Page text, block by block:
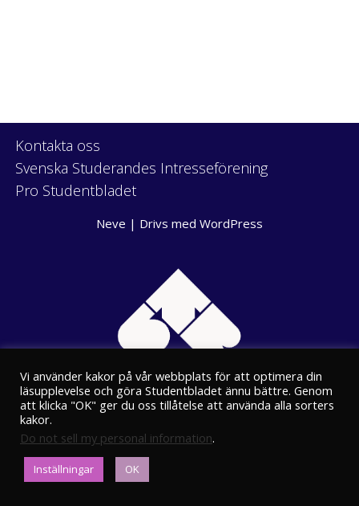
Kontakta oss
Svenska Studerandes Intresseförening
Pro Studentbladet
Neve | Drivs med WordPress
Eriksgatan 8
00100 Helsingfors
Vi använder kakor på vår webbplats för att optimera din
läsupplevelse och göra Studentbladet ännu bättre. Genom
att klicka "OK" ger du oss tillåtelse att använda alla sorters
kakor.
Do not sell my personal information.
Inställningar OK